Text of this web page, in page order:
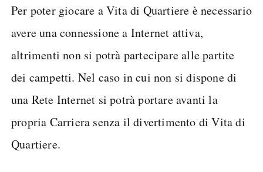
Per poter giocare a Vita di Quartiere è necessario
avere una connessione a Internet attiva,
altrimenti non si potrà partecipare alle partite
dei campetti. Nel caso in cui non si dispone di
una Rete Internet si potrà portare avanti la
propria Carriera senza il divertimento di Vita di
Quartiere.